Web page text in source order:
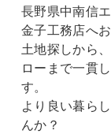
長野県中南信
金子工務店へ
土地探しから
ローまで一貫
す。
より良い暮ら
んか？